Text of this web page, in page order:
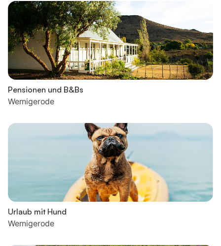
Pensionen und B&Bs
Wernigerode
Urlaub mit Hund
Wernigerode